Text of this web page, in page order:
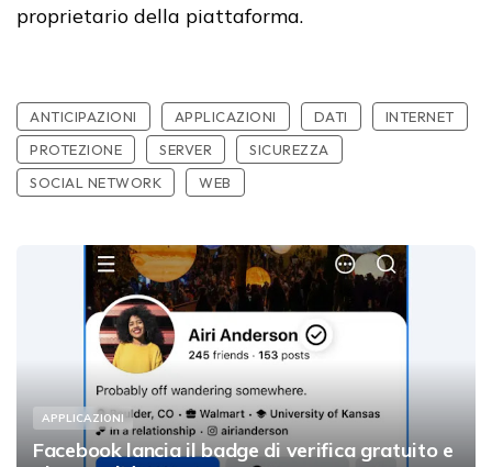
proprietario della piattaforma.
ANTICIPAZIONI APPLICAZIONI DATI
INTERNET
PROTEZIONE
SERVER
SICUREZZA
SOCIAL NETWORK
WEB
APPLICAZIONI
Facebook lancia il badge di verifica gratuito e